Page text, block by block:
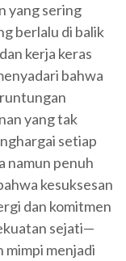
yang sering
berlalu di balik
kerja keras
bahwa
yang tak
setiap
namun penuh
kesuksesan
dan komitmen
sejati—
mimpi menjadi